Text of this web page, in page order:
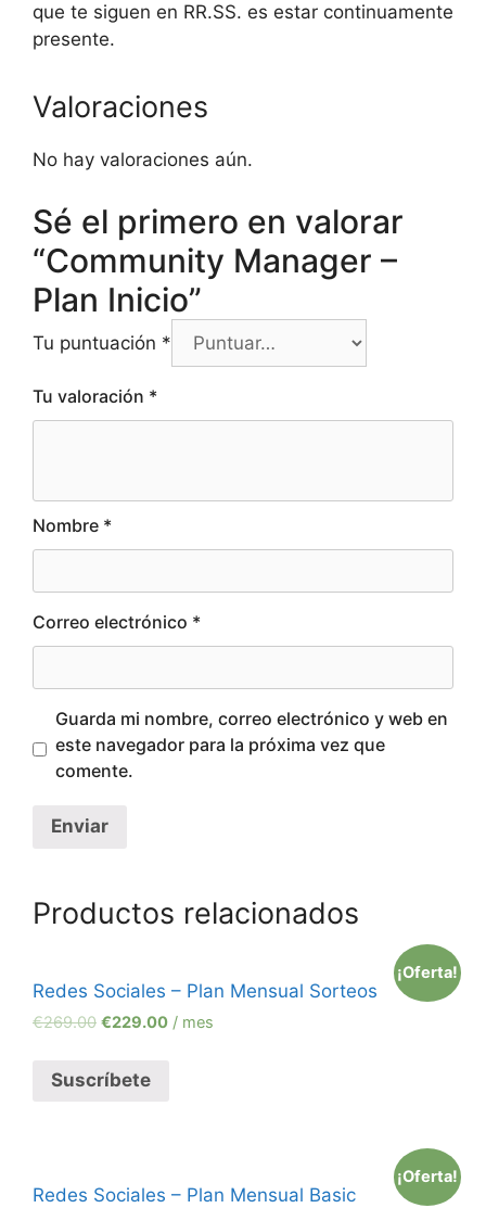
que te siguen en RR.SS. es estar continuamente
presente.
Valoraciones
No hay valoraciones aún.
Sé el primero en valorar
“Community Manager –
Plan Inicio”
Tu puntuación *
Tu valoración *
Nombre *
Correo electrónico *
Guarda mi nombre, correo electrónico y web en
este navegador para la próxima vez que
comente.
Productos relacionados
¡Oferta!
Redes Sociales – Plan Mensual Sorteos
€269.00 €229.00 / mes
Suscríbete
¡Oferta!
Redes Sociales – Plan Mensual Basic